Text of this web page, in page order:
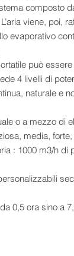
composto
viene, poi,
evaporativo
può
4 livelli di
naturale e
o a mezzo di
media,
: 1000 m3/h di
0,5 ora sino a